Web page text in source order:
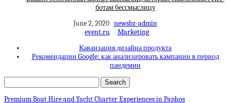
ботам бессмыслицу
June 2, 2020 newsbz-admin
event.ru
Marketing
Каваизация дизайна продукта
Рекомендации Google: как анализировать кампании в период
пандемии
Premium Boat Hire and Yacht Charter Experiences in Paphos